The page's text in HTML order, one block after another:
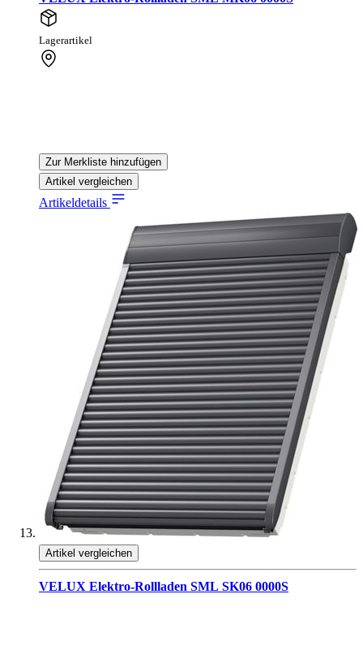
Lagerartikel
Zur Merkliste hinzufügen
Artikel vergleichen
Artikeldetails
Artikel vergleichen
VELUX Elektro-Rollladen SML SK06 0000S